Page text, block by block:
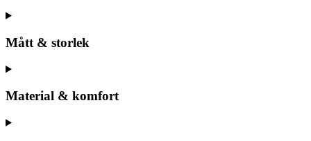
Mått & storlek
Material & komfort